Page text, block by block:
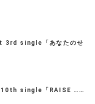
3rd single「あなたのせ
10th single「RAISE ……